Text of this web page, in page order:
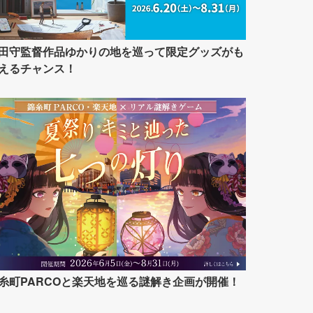
守監督作品ゆかりの地を巡って限定グッズがも
るチャンス！
町PARCOと楽天地を巡る謎解き企画が開催！